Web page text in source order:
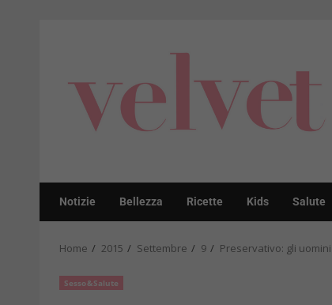
Notizie Bellezza Ricette Kids Salute
Home 2015 Settembre 9 Preservativo: gli
Sesso&Salute